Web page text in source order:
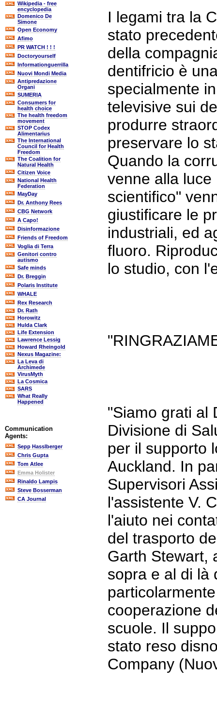
Wikipedia - free
encyclopedia
Domenico De
Simone
Open Economy
Afimo
PR WATCH ! ! !
Doctoryourself
Informationguerrilla
Nuovi Mondi Media
Antipredazione
Organi
SUMERIA
Consumers for
health choice
The health freedom
movement
STOP Codex
Alimentarius
The International
Council for Health
Freedom
The Coalition for
Natural Health
Citizen Voice
National Health
Federation
MayDay
Dr. Anthony Rees
CBG Network
A Capo!
Disinformazione
Friends of Freedom
Voglia di Terra
Genitori contro
autismo
Safe minds
Dr. Breggin
Polaris Institute
WHALE
Rex Research
Dr. Rath
Horowitz
Hulda Clark
Life Extension
Lawrence Lessig
Howard Rheingold
Nexus Magazine:
La Leva di
Archimede
VirusMyth
La Cosmica
SARS
What Really
Happened
Communication
Agents:
Sepp Hasslberger
Chris Gupta
Tom Atlee
Emma Holister
Rinaldo Lampis
Steve Bosserman
CA Journal
I legami tra la
stato
della
dentifricio è
specialmente
televisive sui
produrre
preservare lo
Quando la
venne alla
scientifico"
giustificare le
industriali, ed
fluoro.
lo studio, con
"Siamo grati al
Divisione di
per il supporto
Auckland. In
Supervisori
l'assistente V.
l'aiuto nei
del trasporto
Garth Stewart,
sopra e al di là
cooperazione
scuole. Il
stato reso
Company